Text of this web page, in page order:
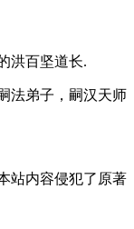
洪百坚道长.
法弟子，嗣汉天师
站内容侵犯了原著